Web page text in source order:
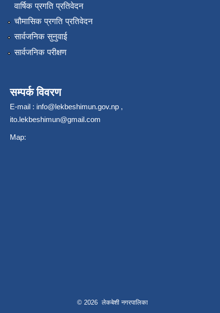
वार्षिक प्रगति प्रतिवेदन
चौमासिक प्रगति प्रतिवेदन
सार्वजनिक सुनुवाई
सार्वजनिक परीक्षण
सम्पर्क विवरण
E-mail : info@lekbeshimun.gov.np ,
ito.lekbeshimun@gmail.com
Map:
© 2026 लेकबेशी नगरपालिका